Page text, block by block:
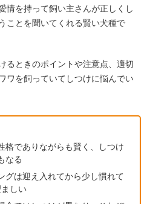
情を持って飼い主さんが正しくし
ことを聞いてくれる賢い犬種で
るときのポイントや注意点、適切
ワを飼っていてしつけに悩んでい
格でありながらも賢く、しつけ
なる
グは迎え入れてから少し慣れて
しい